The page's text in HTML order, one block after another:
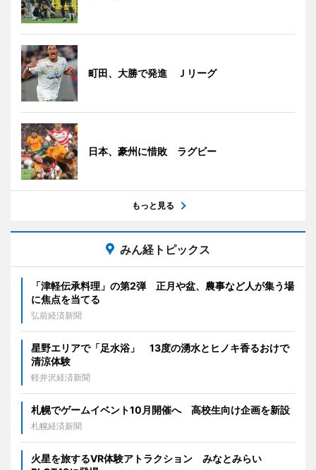
町田、大勝で発進 Ｊリーグ
日本、豪州に惜敗 ラグビー
もっと見る
みん経トピックス
「津軽伝承料理」の第2弾 正月や盆、農事など人が集う場
に焦点を当てる
弘前経済新聞
星野エリアで「足水浴」 13度の湧水とヒノキ香るおけで
清涼体験
軽井沢経済新聞
札幌でゲームイベント10月開催へ 高校生向け企画を新設
札幌経済新聞
火星を旅するVR体験アトラクション みなとみらい